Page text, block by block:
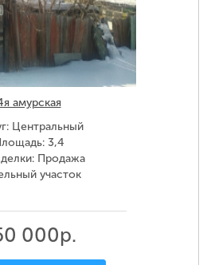
амурская
Центральный
3,4
Продажа
участок
000р.